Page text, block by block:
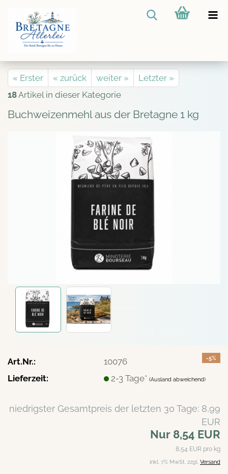
« Erster « zurück weiter »
Letzter »
18Artikel in dieser Kategorie
Buchweizenmehl aus der Bretagne 1 kg
-5%
Art.Nr.:
10076
Lieferzeit:
2-3 Tage*(Ausland abweichend)
niedrigster Gesamtpreis der letzten 30 Tage: 8,99
EUR
Nur 8,54 EUR
8,54 EUR pro kg
inkl. 7% MwSt. zzgl. Versand